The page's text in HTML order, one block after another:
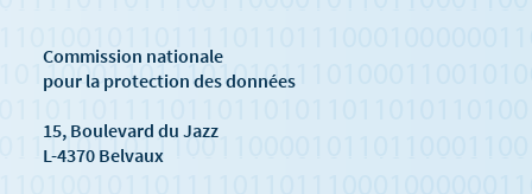
Commission nationale
pour la protection des données
15, Boulevard du Jazz
L-4370 Belvaux